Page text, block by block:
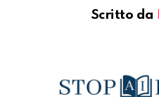
Scritto da